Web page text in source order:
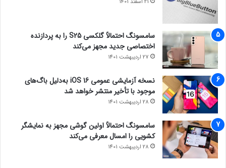
سامسونگ احتمالاً گلکسی S25 را به پردازنده
اختصاصی جدید مجهز می‌کند
27 اردیبهشت 1401
نسخه آزمایشی عمومی iOS 16 به‌دلیل باگ‌های
موجود با تأخیر منتشر خواهد شد
28 اردیبهشت 1401
سامسونگ احتمالاً اولین گوشی مجهز به نمایشگر
کشویی را امسال معرفی می‌کند
28 اردیبهشت 1401